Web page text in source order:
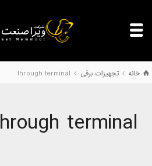
خانه تجهیزات برقی through terminal
terminal